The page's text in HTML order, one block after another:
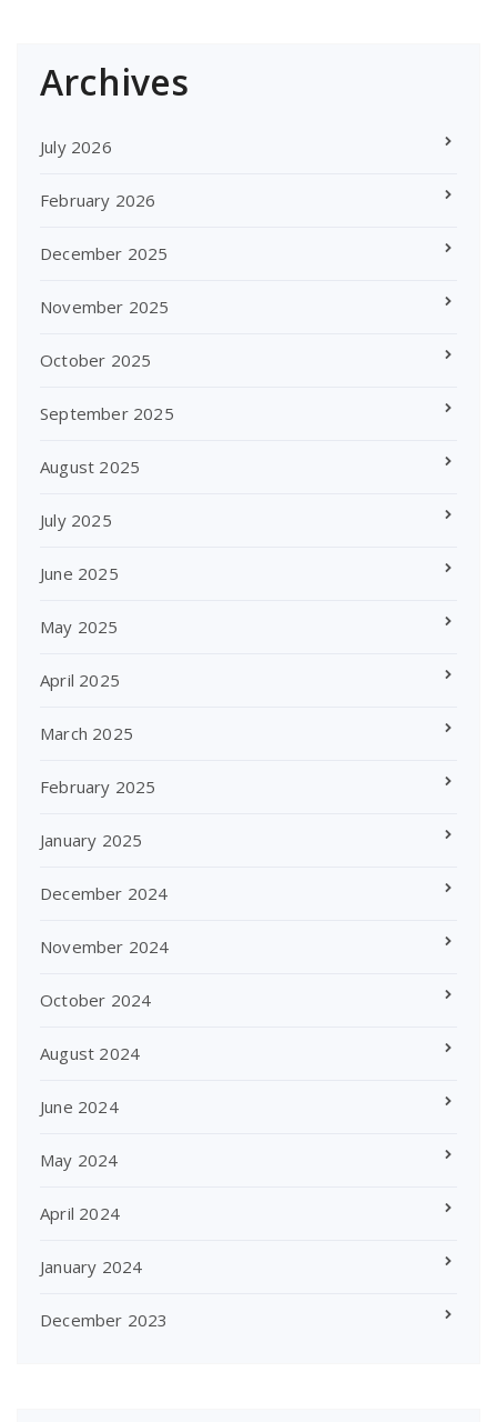
Archives
July 2026
February 2026
December 2025
November 2025
October 2025
September 2025
August 2025
July 2025
June 2025
May 2025
April 2025
March 2025
February 2025
January 2025
December 2024
November 2024
October 2024
August 2024
June 2024
May 2024
April 2024
January 2024
December 2023